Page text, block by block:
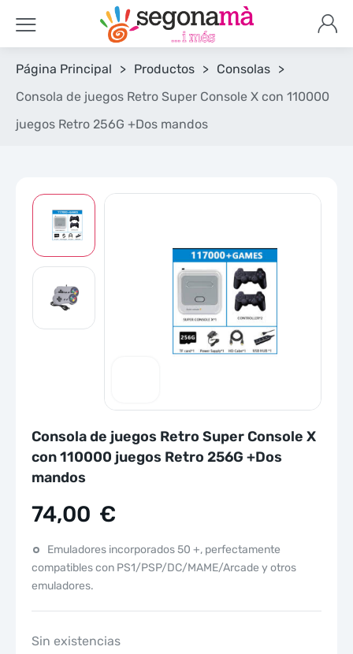
Página Principal > Productos > Consolas >
Consola de juegos Retro Super Console X con 110000
juegos Retro 256G +Dos mandos
Consola de juegos Retro Super Console X
con 110000 juegos Retro 256G +Dos
mandos
74,00 €
Emuladores incorporados 50 +, perfectamente
compatibles con PS1/PSP/DC/MAME/Arcade y otros
emuladores.
Sin existencias